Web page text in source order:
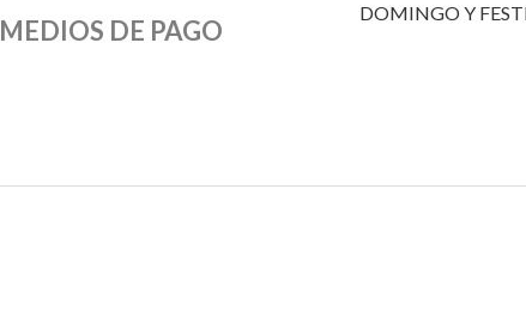
MEDIOS DE PAGO
DOMINGO Y